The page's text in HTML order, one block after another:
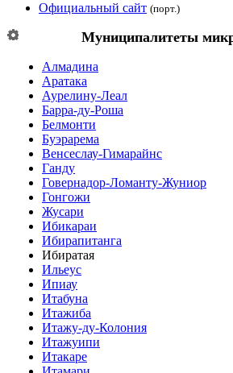
Официальный сайт (порт.)
Муниципалитеты
Алмадина
Аратака
Аурелину-Леал
Барра-ду-Роша
Белмонти
Буэрарема
Венсеслау-Гимарайнс
Ганду
Говернадор-Ломанту-Жуниор
Гонгожи
Жусари
Ибикараи
Ибирапитанга
Ибиратая
Ильеус
Ипиау
Итабуна
Итажиба
Итажу-ду-Колония
Итажуипи
Итакаре